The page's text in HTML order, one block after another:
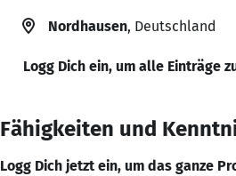
Nordhausen, Deutschland
Logg Dich ein, um alle Einträge
Fähigkeiten und
Logg Dich jetzt ein, um das ganze